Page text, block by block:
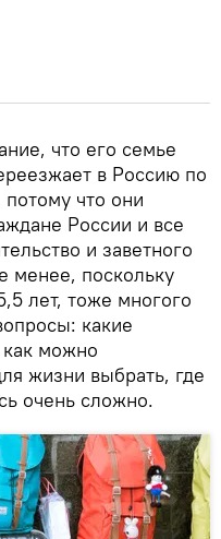
что его семье
в Россию по
что они
России и все
и заветного
менее, поскольку
лет, тоже многого
какие
можно
жизни выбрать, где
очень сложно.